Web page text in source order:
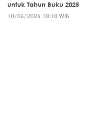
untuk Tahun Buku 2025
10/06/2026 10:18 WIB